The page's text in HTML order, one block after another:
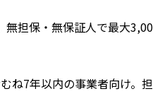
担保・無保証人で最大
ね7年以内の事業者向け。